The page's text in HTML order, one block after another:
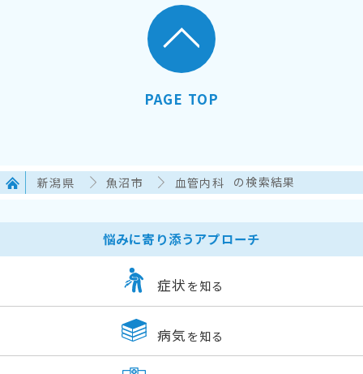
PAGE TOP
新潟県 魚沼市 血管内科 の検索結果
悩みに寄り添うアプローチ
症状 を知る
病気 を知る